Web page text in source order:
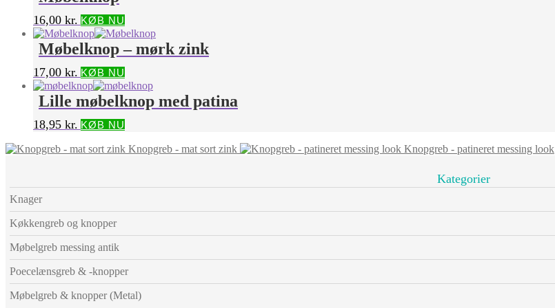
16,00 kr. KØB NU
Møbelknop – mørk zink
17,00 kr. KØB NU
Lille møbelknop med patina
18,95 kr. KØB NU
Knopgreb - mat sort zink Knopgreb - patineret messing look
Kategorier
Knager
Køkkengreb og knopper
Møbelgreb messing antik
Poecelænsgreb & -knopper
Møbelgreb & knopper (Metal)